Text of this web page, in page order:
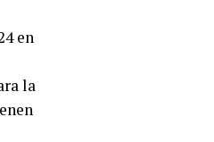
en
la